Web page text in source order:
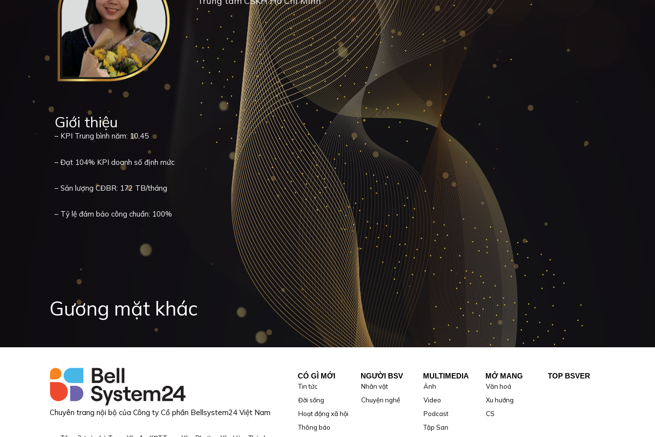
Giới thiệu
– KPI Trung bình năm: 10,45
– Đạt 104% KPI doanh số định mức
– Sản lượng CĐBR: 172 TB/tháng
– Tỷ lệ đảm bảo công chuẩn: 100%
Gương mặt khác
Chuyên trang nội bộ của Công ty Cổ phần Bellsystem24 Việt Nam
CÓ GÌ MỚI
Tin tức
Đời sống
Hoạt động xã hội
Thông báo
NGƯỜI BSV
Nhân vật
Chuyện nghề
MULTIMEDIA
Ảnh
Video
Podcast
Tập San
MỞ MANG
Văn hoá
Xu hướng
CS
TOP BSVER